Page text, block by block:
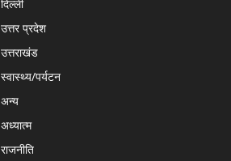
दिल्ली
उत्तर प्रदेश
उत्तराखंड
स्वास्थ्य/पर्यटन
अन्य
अध्यात्म
राजनीति